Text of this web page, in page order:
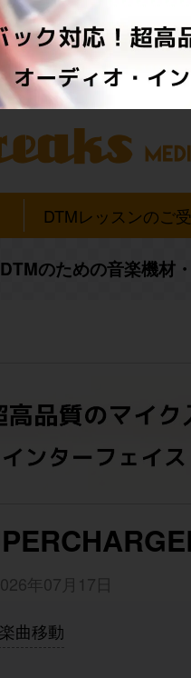
DTMレッスンのご
DTMのための音楽機材
年07月17日
曲移動